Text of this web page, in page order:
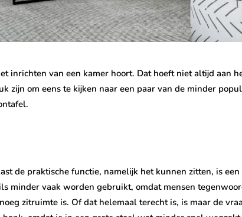
inrichten van een kamer hoort. Dat hoeft niet altijd aan
om eens te kijken naar een paar van de minder
de praktische functie, namelijk het kunnen zitten, is
minder vaak worden gebruikt, omdat mensen
zitruimte is. Of dat helemaal terecht is, is maar de